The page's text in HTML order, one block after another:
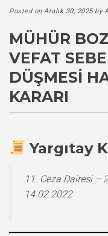
Posted on Aralık 30, 2025by
MÜHÜR
VEFAT
DÜŞMESI
KARARI
Yargıtay
11. Ceza Dairesi
14.02.2022